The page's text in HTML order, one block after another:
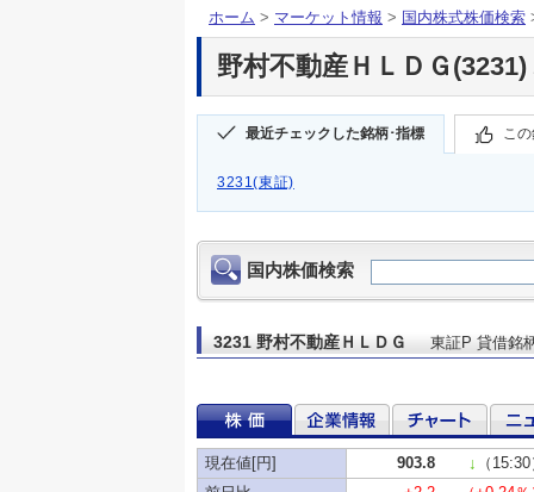
ホーム > マーケット情報 > 国内株式株価検索
野村不動産ＨＬＤＧ(3231)
最近チェックした銘柄･指標 こ
3231(東証)